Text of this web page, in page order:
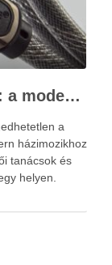
HDMI 2.1 kábel: a modern házimozi és játékok alapja – Kácsa Audió megoldások
a
házimozikhoz
tanácsok és
helyen.